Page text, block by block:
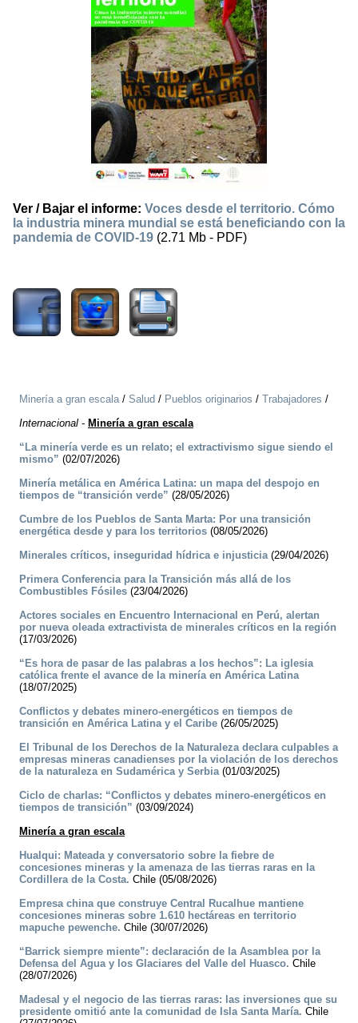
Ver / Bajar el informe: Voces desde el territorio. Cómo
la industria minera mundial se está beneficiando con la
pandemia de COVID-19 (2.71 Mb - PDF)
Minería a gran escala/ Salud / Pueblos originarios / Trabajadores /
Internacional - Minería a gran escala
“La minería verde es un relato; el extractivismo sigue siendo el
mismo” (02/07/2026)
Minería metálica en América Latina: un mapa del despojo en
tiempos de “transición verde” (28/05/2026)
Cumbre de los Pueblos de Santa Marta: Por una transición
energética desde y para los territorios (08/05/2026)
Minerales críticos, inseguridad hídrica e injusticia(29/04/2026)
Primera Conferencia para la Transición más allá de los
Combustibles Fósiles (23/04/2026)
Actores sociales en Encuentro Internacional en Perú, alertan
por nueva oleada extractivista de minerales críticos en la región
(17/03/2026)
“Es hora de pasar de las palabras a los hechos”: La iglesia
católica frente el avance de la minería en América Latina
(18/07/2025)
Conflictos y debates minero-energéticos en tiempos de
transición en América Latina y el Caribe (26/05/2025)
El Tribunal de los Derechos de la Naturaleza declara culpables a
empresas mineras canadienses por la violación de los derechos
de la naturaleza en Sudamérica y Serbia(01/03/2025)
Ciclo de charlas: “Conflictos y debates minero-energéticos en
tiempos de transición” (03/09/2024)
Minería a gran escala
Hualqui: Mateada y conversatorio sobre la fiebre de
concesiones mineras y la amenaza de las tierras raras en la
Cordillera de la Costa. Chile (05/08/2026)
Empresa china que construye Central Rucalhue mantiene
concesiones mineras sobre 1.610 hectáreas en territorio
mapuche pewenche. Chile (30/07/2026)
“Barrick siempre miente”: declaración de la Asamblea por la
Defensa del Agua y los Glaciares del Valle del Huasco. Chile
(28/07/2026)
Madesal y el negocio de las tierras raras: las inversiones que su
presidente omitió ante la comunidad de Isla Santa María. Chile